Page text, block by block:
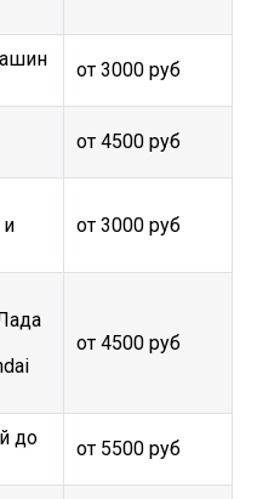
от 3000 руб
от 4500 руб
и
от 3000 руб
от 4500 руб
до
от 5500 руб